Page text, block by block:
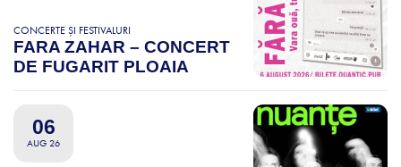
CONCERTE ȘI FESTIVALURI
FARA ZAHAR – CONCERT
DE FUGARIT PLOAIA
06
AUG 26